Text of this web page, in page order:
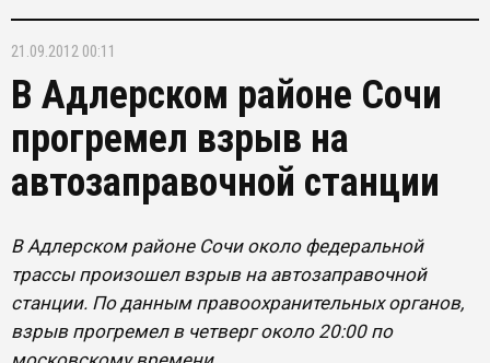
21.09.2012 00:11
В Адлерском районе Сочи
прогремел взрыв на
автозаправочной станции
В Адлерском районе Сочи около федеральной
трассы произошел взрыв на автозаправочной
станции. По данным правоохранительных органов,
взрыв прогремел в четверг около 20:00 по